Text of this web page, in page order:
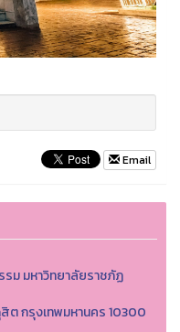
Email
ม มหาวิทยาลัยราชภัฏ
ต กรุงเทพมหานคร 10300